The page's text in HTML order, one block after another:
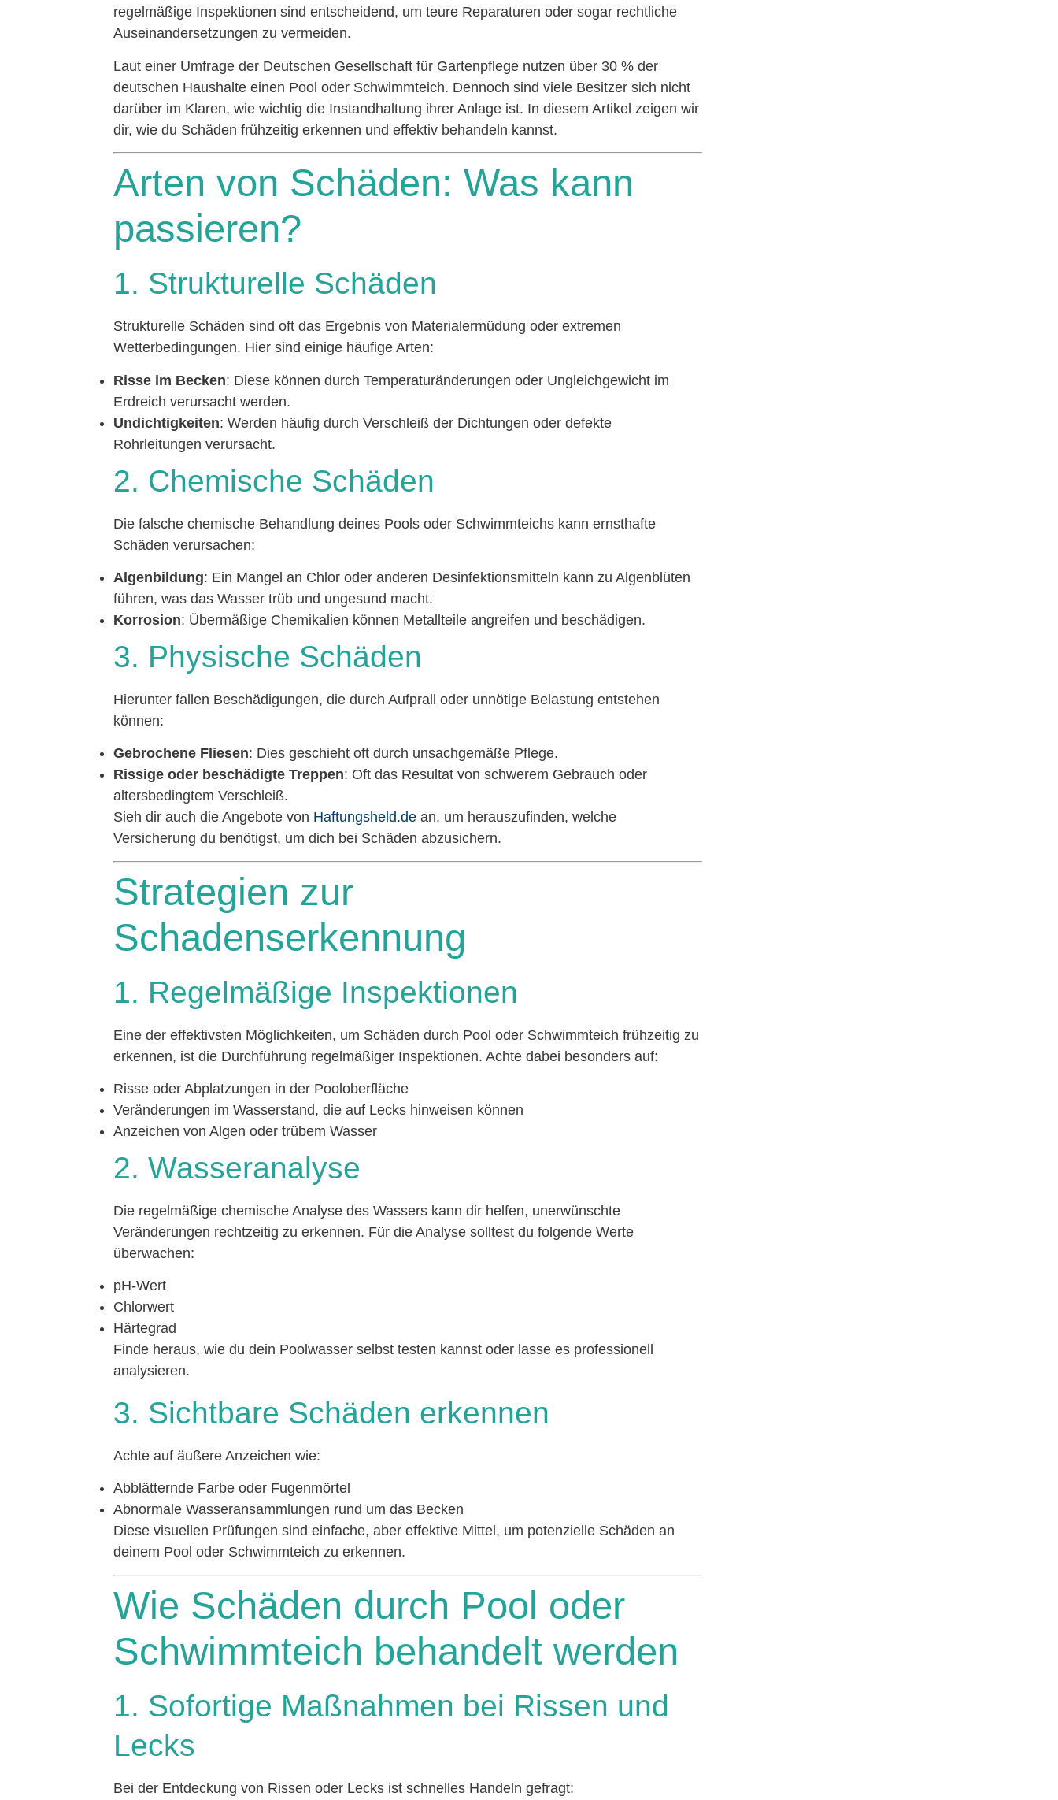
regelmäßige Inspektionen sind entscheidend, um teure Reparaturen oder sogar rechtliche
Auseinandersetzungen zu vermeiden.
Laut einer Umfrage der Deutschen Gesellschaft für Gartenpflege nutzen über 30 % der
deutschen Haushalte einen Pool oder Schwimmteich. Dennoch sind viele Besitzer sich nicht
darüber im Klaren, wie wichtig die Instandhaltung ihrer Anlage ist. In diesem Artikel zeigen wir
dir, wie du Schäden frühzeitig erkennen und effektiv behandeln kannst.
Arten von Schäden: Was kann
passieren?
1. Strukturelle Schäden
Strukturelle Schäden sind oft das Ergebnis von Materialermüdung oder extremen
Wetterbedingungen. Hier sind einige häufige Arten:
Risse im Becken: Diese können durch Temperaturänderungen oder Ungleichgewicht im
Erdreich verursacht werden.
Undichtigkeiten: Werden häufig durch Verschleiß der Dichtungen oder defekte
Rohrleitungen verursacht.
2. Chemische Schäden
Die falsche chemische Behandlung deines Pools oder Schwimmteichs kann ernsthafte
Schäden verursachen:
Algenbildung: Ein Mangel an Chlor oder anderen Desinfektionsmitteln kann zu Algenblüten
führen, was das Wasser trüb und ungesund macht.
Korrosion: Übermäßige Chemikalien können Metallteile angreifen und beschädigen.
3. Physische Schäden
Hierunter fallen Beschädigungen, die durch Aufprall oder unnötige Belastung entstehen
können:
Gebrochene Fliesen: Dies geschieht oft durch unsachgemäße Pflege.
Rissige oder beschädigte Treppen: Oft das Resultat von schwerem Gebrauch oder
altersbedingtem Verschleiß.
Sieh dir auch die Angebote von Haftungsheld.de an, um herauszufinden, welche
Versicherung du benötigst, um dich bei Schäden abzusichern.
Strategien zur
Schadenserkennung
1. Regelmäßige Inspektionen
Eine der effektivsten Möglichkeiten, um Schäden durch Pool oder Schwimmteich frühzeitig zu
erkennen, ist die Durchführung regelmäßiger Inspektionen. Achte dabei besonders auf:
Risse oder Abplatzungen in der Pooloberfläche
Veränderungen im Wasserstand, die auf Lecks hinweisen können
Anzeichen von Algen oder trübem Wasser
2. Wasseranalyse
Die regelmäßige chemische Analyse des Wassers kann dir helfen, unerwünschte
Veränderungen rechtzeitig zu erkennen. Für die Analyse solltest du folgende Werte
überwachen:
pH-Wert
Chlorwert
Härtegrad
Finde heraus, wie du dein Poolwasser selbst testen kannst oder lasse es professionell
analysieren.
3. Sichtbare Schäden erkennen
Achte auf äußere Anzeichen wie:
Abblätternde Farbe oder Fugenmörtel
Abnormale Wasseransammlungen rund um das Becken
Diese visuellen Prüfungen sind einfache, aber effektive Mittel, um potenzielle Schäden an
deinem Pool oder Schwimmteich zu erkennen.
Wie Schäden durch Pool oder
Schwimmteich behandelt werden
1. Sofortige Maßnahmen bei Rissen und
Lecks
Bei der Entdeckung von Rissen oder Lecks ist schnelles Handeln gefragt: